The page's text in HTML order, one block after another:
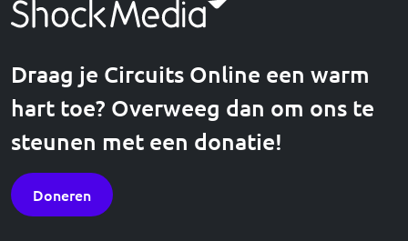
Draag je Circuits Online een warm
hart toe? Overweeg dan om ons te
steunen met een donatie!
Doneren